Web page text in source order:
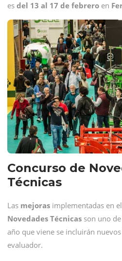
es del 13 al 17 de febrero en
Concurso de
Técnicas
Las mejoras implementadas en el
Novedades Técnicas son uno
año que viene se incluirán nuevos
evaluador.